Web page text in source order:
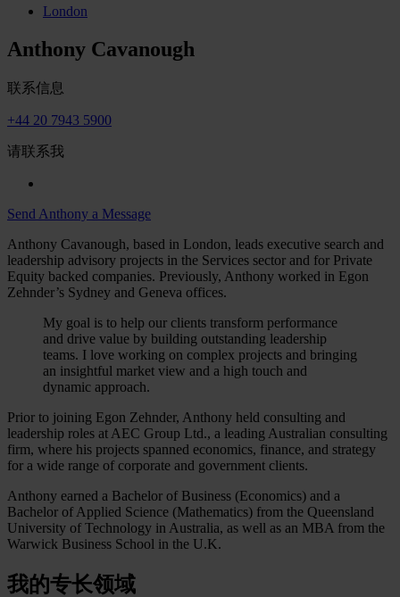
London
Anthony Cavanough
联系信息
+44 20 7943 5900
请联系我
Send Anthony a Message
Anthony Cavanough, based in London, leads executive search and
leadership advisory projects in the Services sector and for Private
Equity backed companies. Previously, Anthony worked in Egon
Zehnder’s Sydney and Geneva offices.
My goal is to help our clients transform performance
and drive value by building outstanding leadership
teams. I love working on complex projects and bringing
an insightful market view and a high touch and
dynamic approach.
Prior to joining Egon Zehnder, Anthony held consulting and
leadership roles at AEC Group Ltd., a leading Australian consulting
firm, where his projects spanned economics, finance, and strategy
for a wide range of corporate and government clients.
Anthony earned a Bachelor of Business (Economics) and a
Bachelor of Applied Science (Mathematics) from the Queensland
University of Technology in Australia, as well as an MBA from the
Warwick Business School in the U.K.
我的专长领域